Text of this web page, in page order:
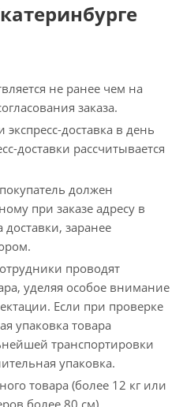
не ранее чем на
заказа.
доставка в день
доставки рассчитывается
должен
при заказе адресу в
доставки, заранее
проводят
уделяя особое внимание
Если при проверке
упаковка товара
транспортировки
упаковка.
товара (более 12 кг или
более 80 см)